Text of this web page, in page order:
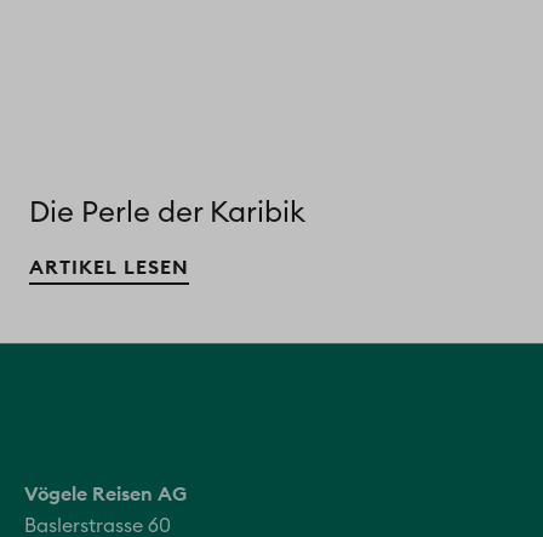
Die Perle der Karibik
ARTIKEL LESEN
Vögele Reisen AG
Baslerstrasse 60